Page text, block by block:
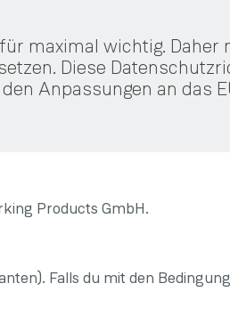
maximal wichtig.
Diese
Anpassungen an das
Products GmbH.
Falls du mit den